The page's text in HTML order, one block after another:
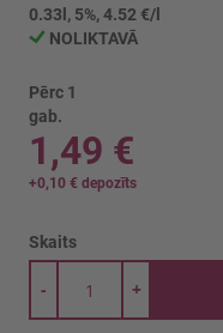
sākumu
0.33l, 5%, 4.52 €/l
NOLIKTAVĀ
Pērc 1
gab.
1,49 €
+0,10 € depozīts
Skaits
+
-